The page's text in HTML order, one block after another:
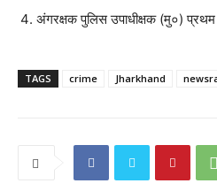
अंगरक्षक पुलिस उपाधीक्षक (मु०)
TAGS crime Jharkhand